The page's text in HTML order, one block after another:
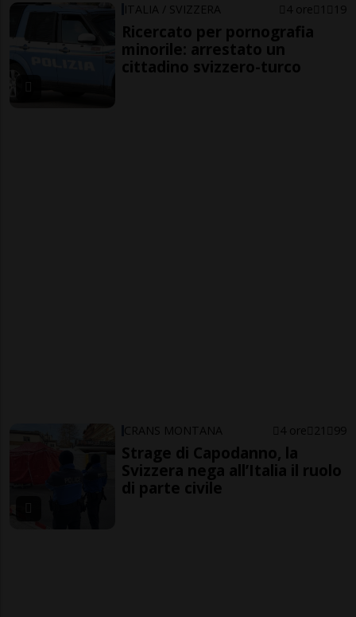
ITALIA / SVIZZERA 4 ore 1 19
Ricercato per pornografia
minorile: arrestato un
cittadino svizzero-turco
CRANS MONTANA 4 ore 21 99
Strage di Capodanno, la
Svizzera nega all’Italia il ruolo
di parte civile